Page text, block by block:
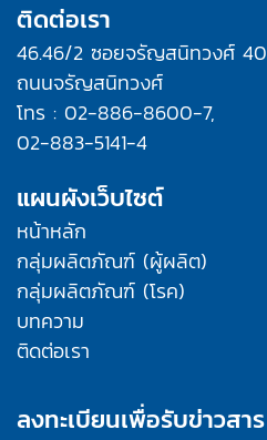
ติดต่อเรา
46.46/2 ซอยจรัญสนิทวงศ์ 40
ถนนจรัญสนิทวงศ์
โทร : 02-886-8600-7,
02-883-5141-4
แผนผังเว็บไซต์
หน้าหลัก
กลุ่มผลิตภัณฑ์ (ผู้ผลิต)
กลุ่มผลิตภัณฑ์ (โรค)
บทความ
ติดต่อเรา
ลงทะเบียนเพื่อรับข่าวสาร